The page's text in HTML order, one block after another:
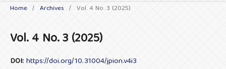
Home / Archives / Vol. 4 No. 3 (2025)
Vol. 4 No. 3 (2025)
DOI:https://doi.org/10.31004/jpion.v4i3